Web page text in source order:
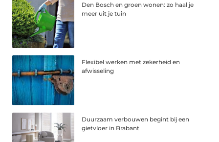
Den Bosch en groen wonen: zo haal je
meer uit je tuin
Flexibel werken met zekerheid en
afwisseling
Duurzaam verbouwen begint bij een
gietvloer in Brabant